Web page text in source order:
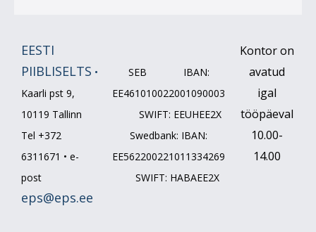
EESTI
PIIBLISELTS •
Kaarli pst 9,
10119 Tallinn
Tel +372
6311671 • e-
post
eps@eps.ee
SEB IBAN:
EE461010022001090003
SWIFT: EEUHEE2X
Swedbank: IBAN:
EE562200221011334269
SWIFT: HABAEE2X
Kontor on
avatud
igal
tööpäeval
10.00-
14.00